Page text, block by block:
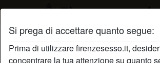
Si prega di accettare quanto segue:
Prima di utilizzare firenzesesso.it,
concentrare la tua attenzione su quanto
Profilo di StregaMorgana